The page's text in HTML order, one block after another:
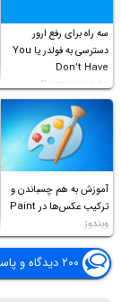
سه راه برای رفع ارور
دسترسی به فولدر یا You
Don’t Have
Permission to
Access this folder
آموزش به هم چسباندن و
ترکیب عکس‌ها در Paint
ویندوز
۲۰۰ دیدگاه و پاسخ آخر